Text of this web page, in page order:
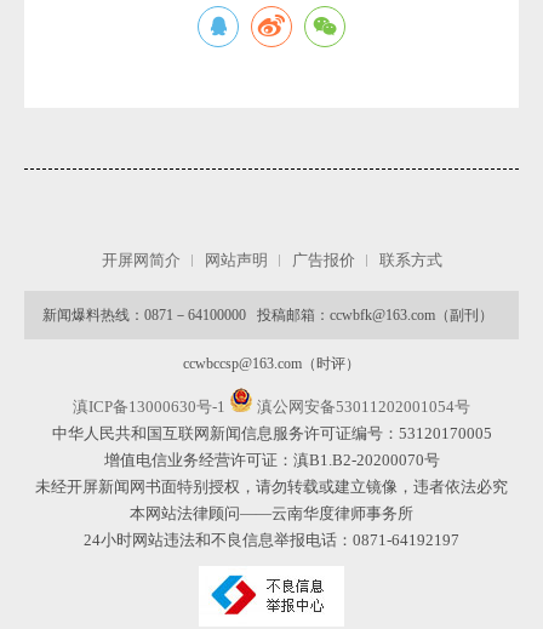
开屏网简介 网站声明 广告报价 联系方式
新闻爆料热线：0871－64100000 投稿邮箱：ccwbfk@163.com（副刊）
ccwbccsp@163.com（时评）
滇ICP备13000630号-1
滇公网安备53011202001054号
中华人民共和国互联网新闻信息服务许可证编号：53120170005
增值电信业务经营许可证：滇B1.B2-20200070号
未经开屏新闻网书面特别授权，请勿转载或建立镜像，违者依法必究
本网站法律顾问——云南华度律师事务所
24小时网站违法和不良信息举报电话：0871-64192197